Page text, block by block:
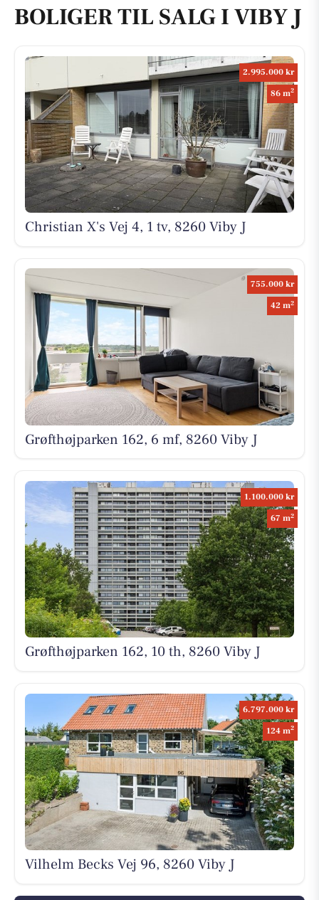
BOLIGER TIL SALG I VIBY J
2.995.000 kr
86 m2
Christian X's Vej 4, 1 tv, 8260 Viby J
755.000 kr
42 m2
Grøfthøjparken 162, 6 mf, 8260 Viby J
1.100.000 kr
67 m2
Grøfthøjparken 162, 10 th, 8260 Viby J
6.797.000 kr
124 m2
Vilhelm Becks Vej 96, 8260 Viby J